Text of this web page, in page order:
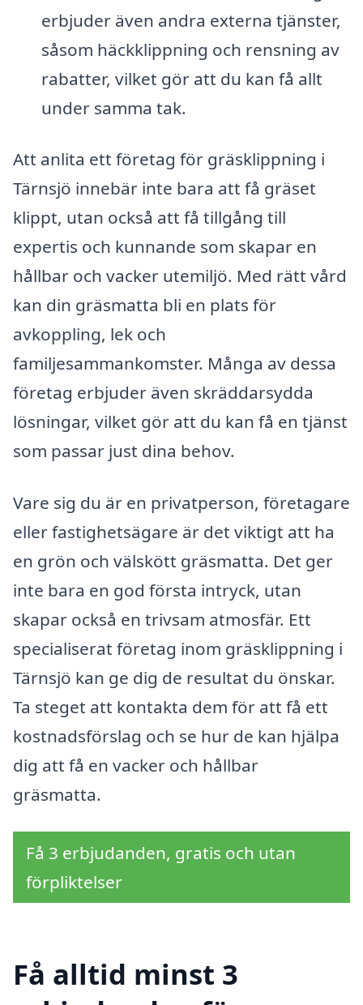
erbjuder även andra externa tjänster,
såsom häckklippning och rensning av
rabatter, vilket gör att du kan få allt
under samma tak.
Att anlita ett företag för gräsklippning i
Tärnsjö innebär inte bara att få gräset
klippt, utan också att få tillgång till
expertis och kunnande som skapar en
hållbar och vacker utemiljö. Med rätt vård
kan din gräsmatta bli en plats för
avkoppling, lek och
familjesammankomster. Många av dessa
företag erbjuder även skräddarsydda
lösningar, vilket gör att du kan få en tjänst
som passar just dina behov.
Vare sig du är en privatperson, företagare
eller fastighetsägare är det viktigt att ha
en grön och välskött gräsmatta. Det ger
inte bara en god första intryck, utan
skapar också en trivsam atmosfär. Ett
specialiserat företag inom gräsklippning i
Tärnsjö kan ge dig de resultat du önskar.
Ta steget att kontakta dem för att få ett
kostnadsförslag och se hur de kan hjälpa
dig att få en vacker och hållbar
gräsmatta.
Få 3 erbjudanden, gratis och utan
förpliktelser
Få alltid minst 3